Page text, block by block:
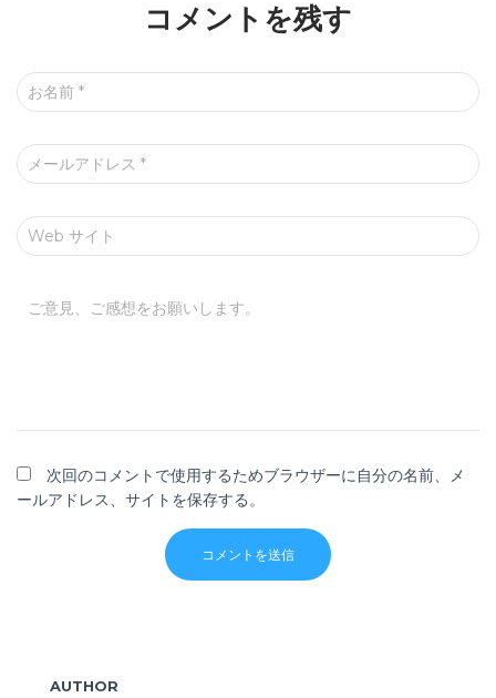
コメントを残す
お名前 *
メールアドレス *
Web サイト
ご意見、ご感想をお願いします。
次回のコメントで使用するためブラウザーに自分の名前、メ
ールアドレス、サイトを保存する。
AUTHOR